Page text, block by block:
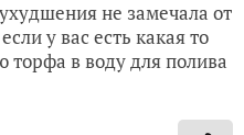
не замечала от
у вас есть какая то
в воду для полива